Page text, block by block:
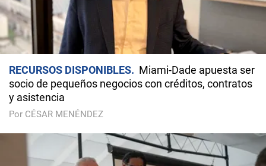
RECURSOS DISPONIBLES
Miami-Dade apuesta ser
socio de pequeños negocios con créditos, contratos
y asistencia
Por CÉSAR MENÉNDEZ